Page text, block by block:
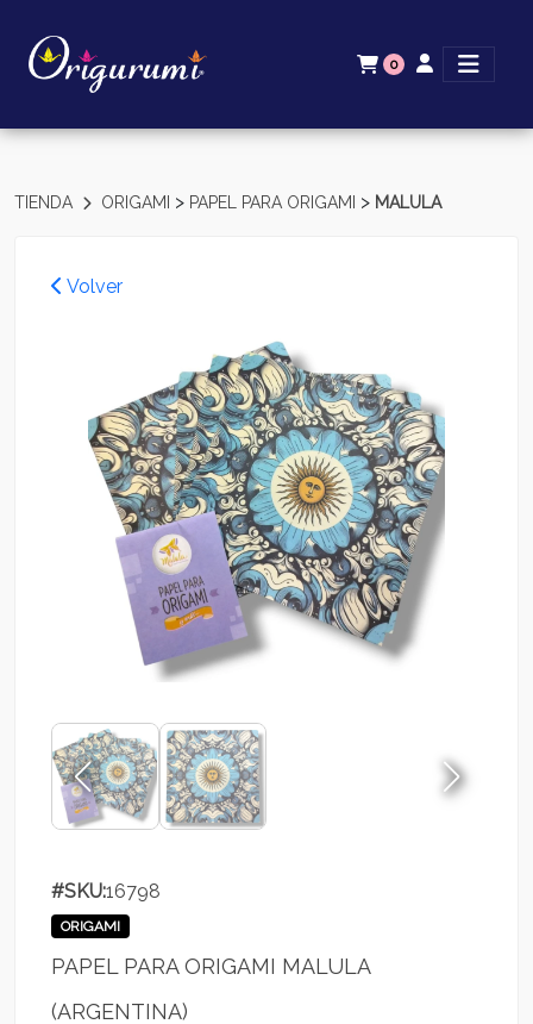
0
TIENDA ORIGAMI > PAPEL PARA ORIGAMI > MALULA
Volver
#SKU:16798
ORIGAMI
PAPEL PARA ORIGAMI MALULA
(ARGENTINA)